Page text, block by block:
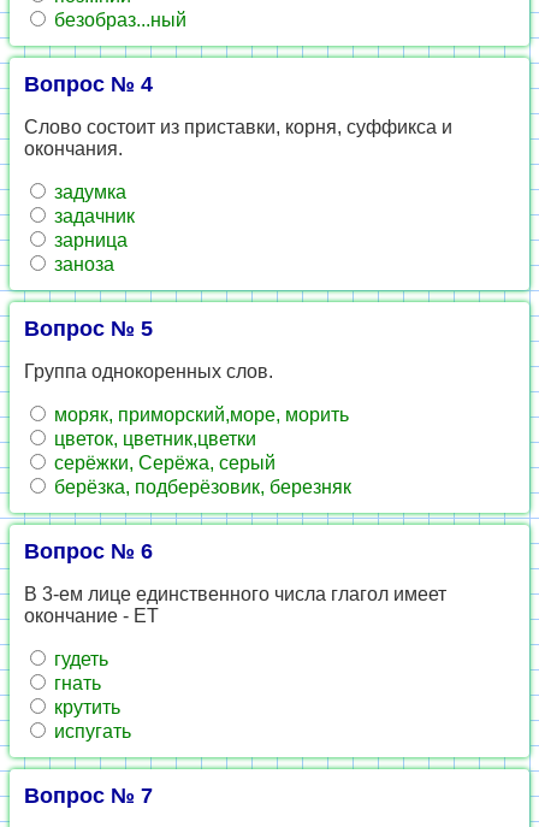
безобраз...ный
Вопрос № 4
Слово состоит из приставки, корня, суффикса и
окончания.
задумка
задачник
зарница
заноза
Вопрос № 5
Группа однокоренных слов.
моряк, приморский,море, морить
цветок, цветник,цветки
серёжки, Серёжа, серый
берёзка, подберёзовик, березняк
Вопрос № 6
В 3-ем лице единственного числа глагол имеет
окончание - ЕТ
гудеть
гнать
крутить
испугать
Вопрос № 7